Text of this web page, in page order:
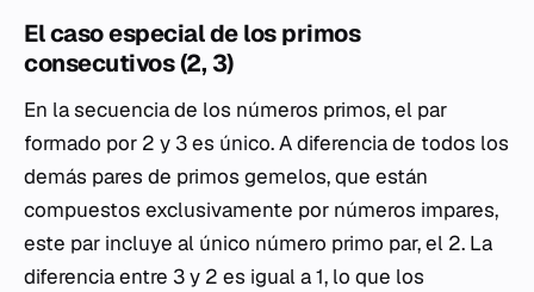
El caso especial de los primos
consecutivos (2, 3)
En la secuencia de los números primos, el par
formado por 2 y 3 es único. A diferencia de todos los
demás pares de primos gemelos, que están
compuestos exclusivamente por números impares,
este par incluye al único número primo par, el 2. La
diferencia entre 3 y 2 es igual a 1, lo que los